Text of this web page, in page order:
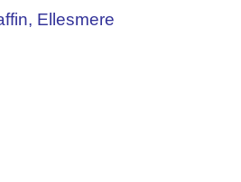
Ellesmere